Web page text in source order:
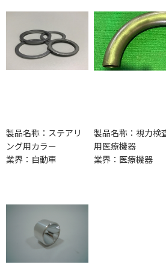
製品名称：ステアリ
ング用カラー
業界：自動車
製品名称：視力検
用医療機器
業界：医療機器